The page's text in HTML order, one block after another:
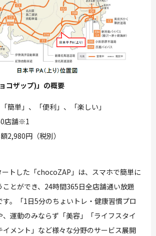
コザップ)」の概要
簡単」、「便利」、「楽しい」
店舗※1
2,980円（税別）
トした「chocoZAP」は、スマホで簡単に
ことができ、24時間365日全店舗通い放題
す。「1日5分のちょいトレ・健康習慣プロ
、運動のみならず「美容」「ライフスタイ
イメント」など様々な分野のサービス展開